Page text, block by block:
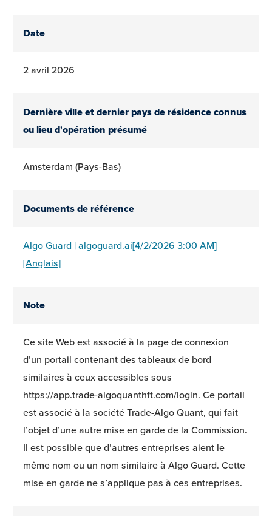
Date
2 avril 2026
Dernière ville et dernier pays de résidence connus
ou lieu d'opération présumé
Amsterdam (Pays-Bas)
Documents de référence
Algo Guard | algoguard.ai[4/2/2026 3:00 AM]
[Anglais]
Note
Ce site Web est associé à la page de connexion
d’un portail contenant des tableaux de bord
similaires à ceux accessibles sous
https://app.trade-algoquanthft.com/login. Ce portail
est associé à la société Trade-Algo Quant, qui fait
l’objet d’une autre mise en garde de la Commission.
Il est possible que d’autres entreprises aient le
même nom ou un nom similaire à Algo Guard. Cette
mise en garde ne s’applique pas à ces entreprises.